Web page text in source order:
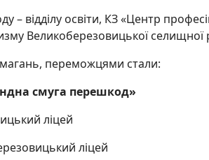
– відділу освіти, КЗ «Центр
Великоберезовицької селищної
переможцями стали:
смуга перешкод»
ліцей
ліцей